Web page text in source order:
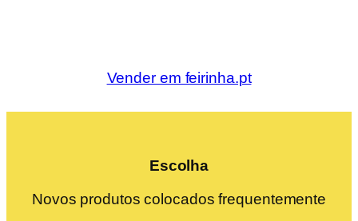
Vender em feirinha.pt
Escolha
Novos produtos colocados frequentemente